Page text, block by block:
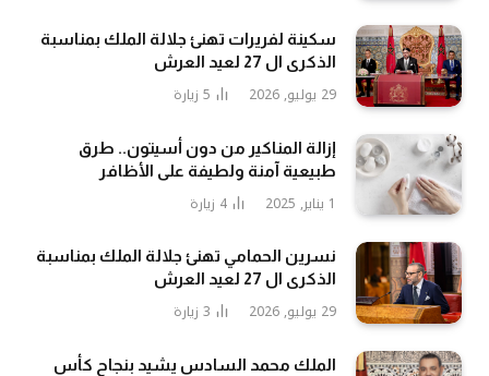
سكينة لفريرات تهنئ جلالة الملك بمناسبة
الذكرى ال 27 لعيد العرش
29 يوليو, 2026 5 زيارة
إزالة المناكير من دون أسيتون.. طرق
طبيعية آمنة ولطيفة على الأظافر
1 يناير, 2025 4 زيارة
نسرين الحمامي تهنئ جلالة الملك بمناسبة
الذكرى ال 27 لعيد العرش
29 يوليو, 2026 3 زيارة
الملك محمد السادس يشيد بنجاح كأس